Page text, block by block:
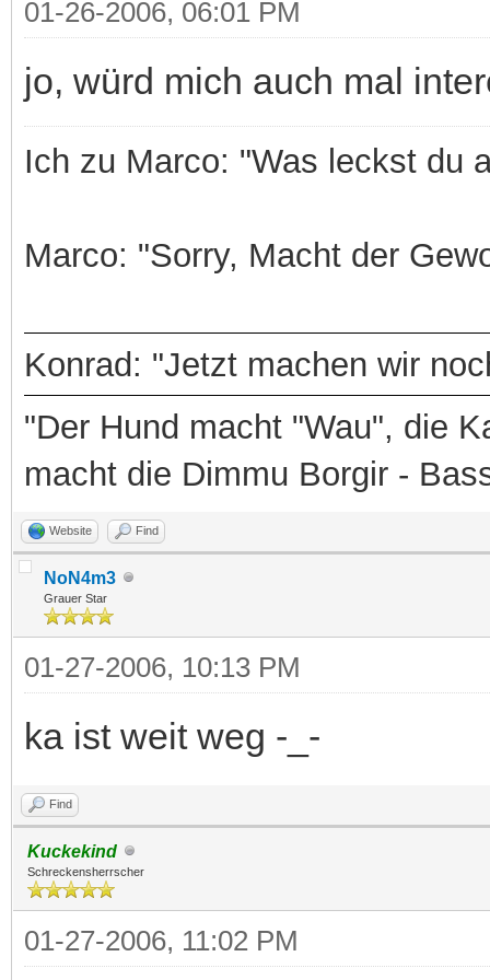
01-26-2006, 06:01 PM
jo, würd mich auch mal
Ich zu Marco: "Was leckst du
Marco: "Sorry, Macht der
Konrad: "Jetzt machen wir
"Der Hund macht "Wau", die
macht die Dimmu Borgir -
Website Find
NoN4m3
Grauer Star
01-27-2006, 10:13 PM
ka ist weit weg -_-
Find
Kuckekind
Schreckensherrscher
01-27-2006, 11:02 PM